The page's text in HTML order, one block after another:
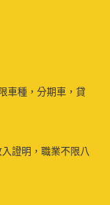
車種，分期車，貸
證明，職業不限八